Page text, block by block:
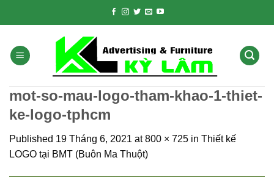
mot-so-mau-logo-tham-khao-1-thiet-
ke-logo-tphcm
Published 19 Tháng 6, 2021 at800 × 725 in Thiết kế
LOGO tại BMT (Buôn Ma Thuột)